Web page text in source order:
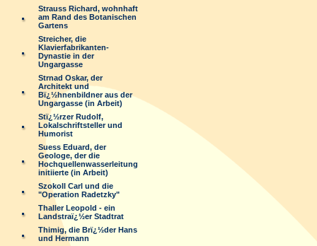
Strauss Richard, wohnhaft
am Rand des Botanischen
Gartens
Streicher, die
Klavierfabrikanten-
Dynastie in der
Ungargasse
Strnad Oskar, der
Architekt und
Bï¿½hnenbildner aus der
Ungargasse (in Arbeit)
Stï¿½rzer Rudolf,
Lokalschriftsteller und
Humorist
Suess Eduard, der
Geologe, der die
Hochquellenwasserleitung
initiierte (in Arbeit)
Szokoll Carl und die
"Operation Radetzky"
Thaller Leopold - ein
Landstraï¿½er Stadtrat
Thimig, die Brï¿½der Hans
und Hermann